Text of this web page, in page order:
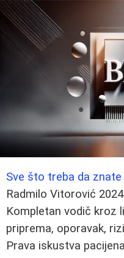
Sve što treba da
Radmilo Vitorović
Kompletan vodič kroz
priprema, oporavak,
Prava iskustva